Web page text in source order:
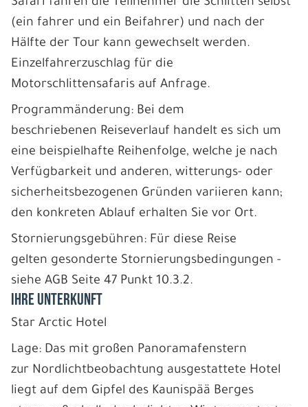
(ein fahrer und ein Beifahrer) und nach der
Hälfte der Tour kann gewechselt werden.
Einzelfahrerzuschlag für die
Motorschlittensafaris auf Anfrage.
Programmänderung: Bei dem
beschriebenen Reiseverlauf handelt es sich um
eine beispielhafte Reihenfolge, welche je nach
Verfügbarkeit und anderen, witterungs- oder
sicherheitsbezogenen Gründen variieren kann;
den konkreten Ablauf erhalten Sie vor Ort.
Stornierungsgebühren: Für diese Reise
gelten gesonderte Stornierungsbedingungen -
siehe AGB Seite 47 Punkt 10.3.2.
IHRE UNTERKUNFT
Star Arctic Hotel
Lage: Das mit großen Panoramafenstern
zur Nordlichtbeobachtung ausgestattete Hotel
liegt auf dem Gipfel des Kaunispää Berges